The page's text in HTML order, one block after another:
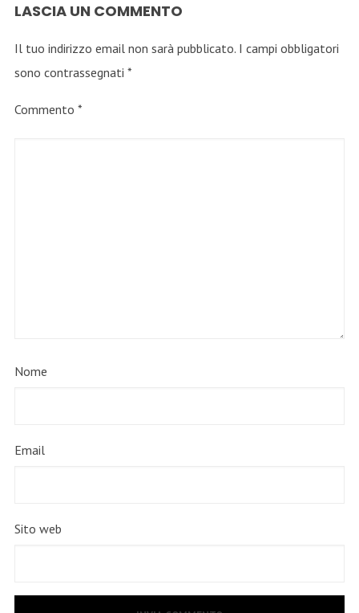
LASCIA UN COMMENTO
Il tuo indirizzo email non sarà pubblicato. I campi obbligatori
sono contrassegnati *
Commento *
Nome
Email
Sito web